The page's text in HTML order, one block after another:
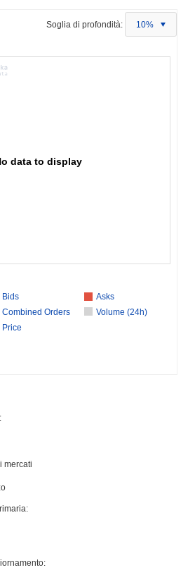
Soglia di profondità: 10%
data to display
Bids
Asks
Combined Orders
Volume (24h)
Price
mercati